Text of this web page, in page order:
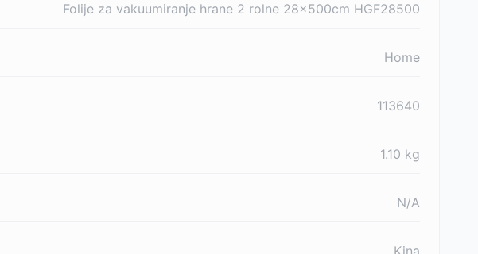
Folije za vakuumiranje hrane 2 rolne 28x500cm HGF28500
Home
113640
1.10 kg
N/A
Kina